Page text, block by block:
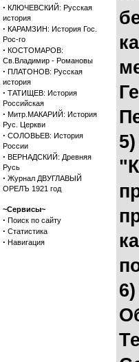
· КЛЮЧЕВСКИЙ: Русская
история
· КАРАМЗИН: История Гос.
Рос-го
· КОСТОМАРОВ:
Св.Владимир - Романовы
· ПЛАТОНОВ: Русская
история
· ТАТИЩЕВ: История
Российская
· Митр.МАКАРИЙ: История
Рус. Церкви
· СОЛОВЬЕВ: История
России
· ВЕРНАДСКИЙ: Древняя
Русь
· Журнал ДВУГЛАВЫЙ
ОРЕЛЪ 1921 год
~Сервисы~
· Поиск по сайту
· Статистика
· Навигация